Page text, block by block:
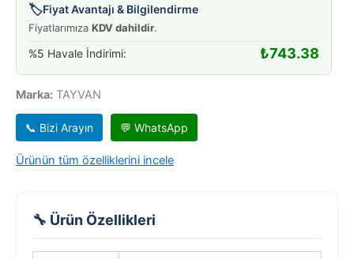
🏷️Fiyat Avantajı & Bilgilendirme
Fiyatlarımıza KDV dahildir.
%5 Havale İndirimi: ₺743.38
Marka: TAYVAN
📞 Bizi Arayın 💬 WhatsApp
Ürünün tüm özelliklerini incele
🔧 Ürün Özellikleri